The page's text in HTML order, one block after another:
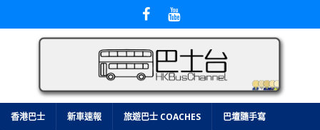
香港巴士 新車速報 旅遊巴士 COACHES 巴壇隨手寫